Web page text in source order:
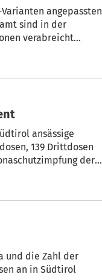
angepassten
sind in der
verabreicht
ansässige
139 Drittdosen
der
und die Zahl der